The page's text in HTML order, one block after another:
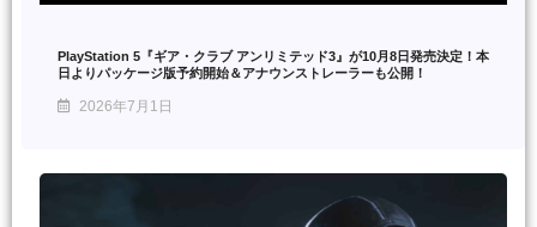
PlayStation 5『ギア・クラブ アンリミテッド3』が10月8日発売決定！本
日よりパッケージ版予約開始＆アナウンストレーラーも公開！
2026年7月1日